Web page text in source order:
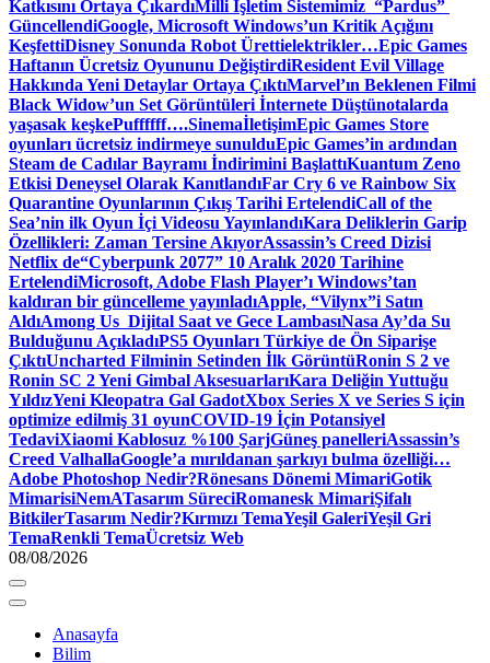
Katkısını Ortaya ÇıkardıMilli İşletim Sistemimiz “Pardus”
GüncellendiGoogle, Microsoft Windows’un Kritik Açığını
KeşfettiDisney Sonunda Robot Ürettielektrikler…Epic Games
Haftanın Ücretsiz Oyununu DeğiştirdiResident Evil Village
Hakkında Yeni Detaylar Ortaya ÇıktıMarvel’ın Beklenen Filmi
Black Widow’un Set Görüntüleri İnternete Düştünotalarda
yaşasak keşkePuffffff….SinemaİletişimEpic Games Store
oyunları ücretsiz indirmeye sunulduEpic Games’in ardından
Steam de Cadılar Bayramı İndirimini BaşlattıKuantum Zeno
Etkisi Deneysel Olarak KanıtlandıFar Cry 6 ve Rainbow Six
Quarantine Oyunlarının Çıkış Tarihi ErtelendiCall of the
Sea’nin ilk Oyun İçi Videosu YayınlandıKara Deliklerin Garip
Özellikleri: Zaman Tersine AkıyorAssassin’s Creed Dizisi
Netflix de“Cyberpunk 2077” 10 Aralık 2020 Tarihine
ErtelendiMicrosoft, Adobe Flash Player’ı Windows’tan
kaldıran bir güncelleme yayınladıApple, “Vilynx”i Satın
AldıAmong Us Dijital Saat ve Gece LambasıNasa Ay’da Su
Bulduğunu AçıkladıPS5 Oyunları Türkiye de Ön Siparişe
ÇıktıUncharted Filminin Setinden İlk GörüntüRonin S 2 ve
Ronin SC 2 Yeni Gimbal AksesuarlarıKara Deliğin Yuttuğu
YıldızYeni Kleopatra Gal GadotXbox Series X ve Series S için
optimize edilmiş 31 oyunCOVID-19 İçin Potansiyel
TedaviXiaomi Kablosuz %100 ŞarjGüneş panelleriAssassin’s
Creed ValhallaGoogle’a mırıldanan şarkıyı bulma özelliği…
Adobe Photoshop Nedir?Rönesans Dönemi MimariGotik
MimarisiNemATasarım SüreciRomanesk MimariŞifalı
BitkilerTasarım Nedir?Kırmızı TemaYeşil GaleriYeşil Gri
TemaRenkli TemaÜcretsiz Web
08/08/2026
Anasayfa
Bilim